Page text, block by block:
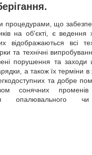
процедурами, що
на об'єкті, є ведення
відображаються всі
та технічні
порушення та заходи
а також їх терміни в
та добре
сонячних
опалювального чи